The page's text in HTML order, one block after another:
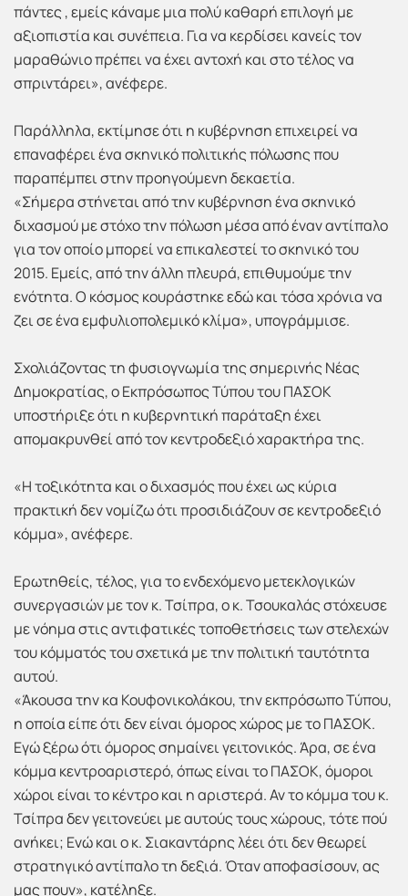
πάντες , εμείς κάναμε μια πολύ καθαρή επιλογή με
αξιοπιστία και συνέπεια. Για να κερδίσει κανείς τον
μαραθώνιο πρέπει να έχει αντοχή και στο τέλος να
σπριντάρει», ανέφερε.
Παράλληλα, εκτίμησε ότι η κυβέρνηση επιχειρεί να
επαναφέρει ένα σκηνικό πολιτικής πόλωσης που
παραπέμπει στην προηγούμενη δεκαετία.
«Σήμερα στήνεται από την κυβέρνηση ένα σκηνικό
διχασμού με στόχο την πόλωση μέσα από έναν αντίπαλο
για τον οποίο μπορεί να επικαλεστεί το σκηνικό του
2015. Εμείς, από την άλλη πλευρά, επιθυμούμε την
ενότητα. Ο κόσμος κουράστηκε εδώ και τόσα χρόνια να
ζει σε ένα εμφυλιοπολεμικό κλίμα», υπογράμμισε.
Σχολιάζοντας τη φυσιογνωμία της σημερινής Νέας
Δημοκρατίας, ο Εκπρόσωπος Τύπου του ΠΑΣΟΚ
υποστήριξε ότι η κυβερνητική παράταξη έχει
απομακρυνθεί από τον κεντροδεξιό χαρακτήρα της.
«Η τοξικότητα και ο διχασμός που έχει ως κύρια
πρακτική δεν νομίζω ότι προσιδιάζουν σε κεντροδεξιό
κόμμα», ανέφερε.
Ερωτηθείς, τέλος, για το ενδεχόμενο μετεκλογικών
συνεργασιών με τον κ. Τσίπρα, ο κ. Τσουκαλάς στόχευσε
με νόημα στις αντιφατικές τοποθετήσεις των στελεχών
του κόμματός του σχετικά με την πολιτική ταυτότητα
αυτού.
«Άκουσα την κα Κουφονικολάκου, την εκπρόσωπο Τύπου,
η οποία είπε ότι δεν είναι όμορος χώρος με το ΠΑΣΟΚ.
Εγώ ξέρω ότι όμορος σημαίνει γειτονικός. Άρα, σε ένα
κόμμα κεντροαριστερό, όπως είναι το ΠΑΣΟΚ, όμοροι
χώροι είναι το κέντρο και η αριστερά. Αν το κόμμα του κ.
Τσίπρα δεν γειτονεύει με αυτούς τους χώρους, τότε πού
ανήκει; Ενώ και ο κ. Σιακαντάρης λέει ότι δεν θεωρεί
στρατηγικό αντίπαλο τη δεξιά. Όταν αποφασίσουν, ας
μας πουν», κατέληξε.